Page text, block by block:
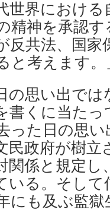
世界における
精神を承認
反共法、国家
と考えます
の思い出では
書くに当た
った日の思
民政府が樹立
関係と規定し
いる。そし
にも及ぶ監